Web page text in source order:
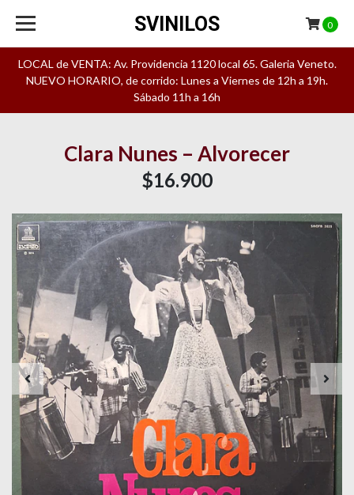
LOCAL de VENTA: Av. Providencia 1120 local 65. Galeria Veneto.
NUEVO HORARIO, de corrido: Lunes a Viernes de 12h a 19h.
Sábado 11h a 16h
SVINILOS 0
Clara Nunes – Alvorecer
$16.900